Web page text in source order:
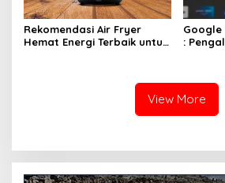
Rekomendasi Air Fryer
Hemat Energi Terbaik untuk
Google
:
View More